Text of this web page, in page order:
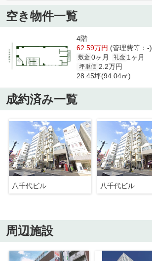
空き物件一覧
4階
62.59万円 (管理費等：-)
敷金 0ヶ月 礼金 1ヶ月
坪単価 2.2万円
28.45坪(94.04㎡)
成約済み一覧
八千代ビル 八千代ビル
周辺施設